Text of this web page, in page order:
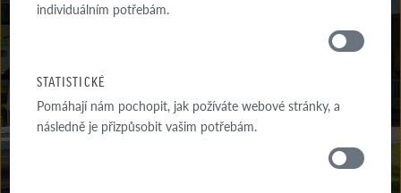
KDE
individuálním potřebám.
STATISTICKÉ
Pomáhají nám pochopit, jak požíváte webové stránky, a
následně je přizpůsobit vašim potřebám.